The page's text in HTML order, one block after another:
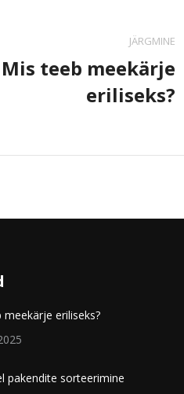
JÄRGMINE
Mis teeb meekärje
eriliseks?
meekärje eriliseks?
pakendite sorteerimine